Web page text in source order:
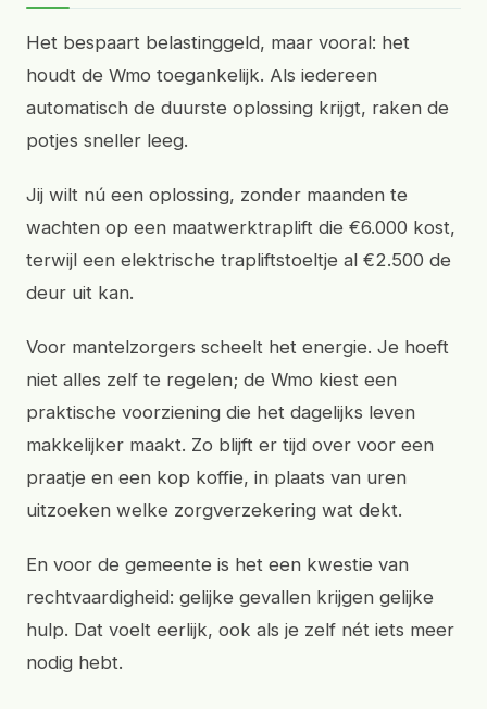
Het bespaart belastinggeld, maar vooral: het
houdt de Wmo toegankelijk. Als iedereen
automatisch de duurste oplossing krijgt, raken de
potjes sneller leeg.
Jij wilt nú een oplossing, zonder maanden te
wachten op een maatwerktraplift die €6.000 kost,
terwijl een elektrische trapliftstoeltje al €2.500 de
deur uit kan.
Voor mantelzorgers scheelt het energie. Je hoeft
niet alles zelf te regelen; de Wmo kiest een
praktische voorziening die het dagelijks leven
makkelijker maakt. Zo blijft er tijd over voor een
praatje en een kop koffie, in plaats van uren
uitzoeken welke zorgverzekering wat dekt.
En voor de gemeente is het een kwestie van
rechtvaardigheid: gelijke gevallen krijgen gelijke
hulp. Dat voelt eerlijk, ook als je zelf nét iets meer
nodig hebt.